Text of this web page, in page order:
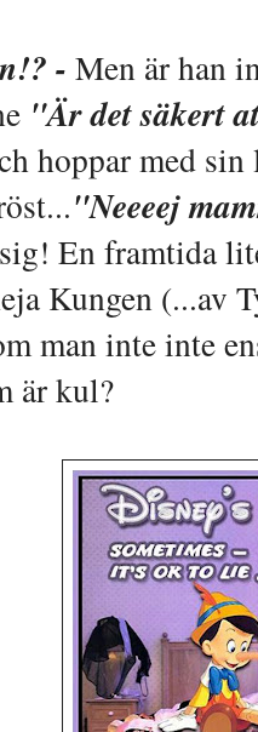
- Men är han
"Är det säkert
hoppar med
"Neeeej
En framtida
Kungen (...av
man inte inte
är kul?